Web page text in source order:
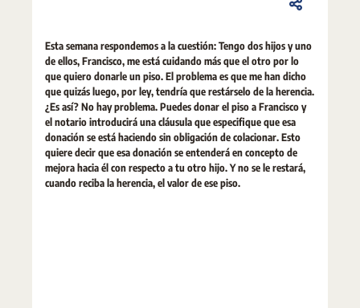
Esta semana respondemos a la cuestión: Tengo dos hijos y uno
de ellos, Francisco, me está cuidando más que el otro por lo
que quiero donarle un piso. El problema es que me han dicho
que quizás luego, por ley, tendría que restárselo de la herencia.
¿Es así? No hay problema. Puedes donar el piso a Francisco y
el notario introducirá una cláusula que especifique que esa
donación se está haciendo sin obligación de colacionar. Esto
quiere decir que esa donación se entenderá en concepto de
mejora hacia él con respecto a tu otro hijo. Y no se le restará,
cuando reciba la herencia, el valor de ese piso.